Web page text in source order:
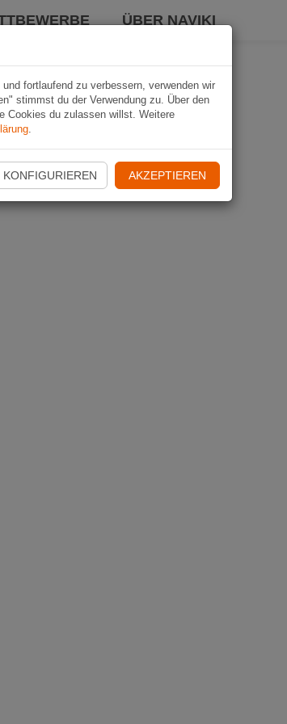
ÜBER NAVIKI
fortlaufend zu verbessern, verwenden wir
stimmst du der Verwendung zu. Über den
Cookies du zulassen willst. Weitere
.
KONFIGURIEREN AKZEPTIEREN